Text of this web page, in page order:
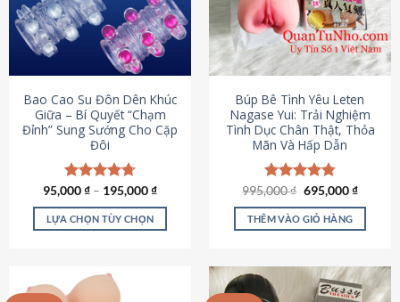
Bao Cao Su Đôn Dên Khúc
Giữa – Bí Quyết “Chạm
Đỉnh” Sung Sướng Cho Cặp
Đôi
Được xếp
hạng4.70
5 sao
95,000₫ – 195,000₫
LỰA CHỌN TÙY CHỌN
này
Búp Bê Tình Yêu Leten
Nagase Yui: Trải Nghiệm
Tình Dục Chân Thật, Thỏa
Mãn Và Hấp Dẫn
Được xếp
hạng4.80
5 sao
995,000₫ Giá
là:
995,000 ₫.
695,000₫Giá
tại
THÊM VÀO GIỎ HÀNG